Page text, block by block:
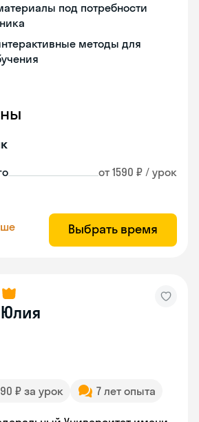
под потребности
методы для
от 1590 ₽ / урок
Выбрать время
Юлия
₽ за урок 7 лет опыта